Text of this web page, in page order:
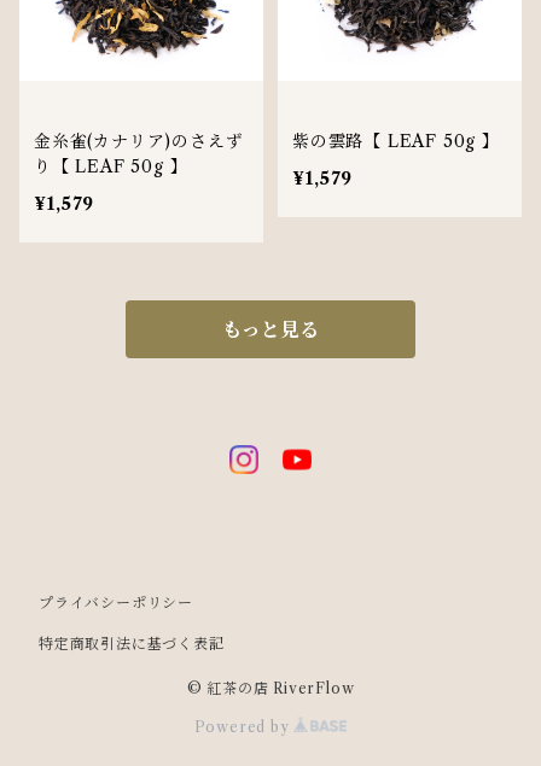
金糸雀(カナリア)のさえず
り【 LEAF 50g 】
¥1,579
紫の雲路【 LEAF 50g 】
¥1,579
もっと見る
プライバシーポリシー
特定商取引法に基づく表記
© 紅茶の店 RiverFlow
Powered by